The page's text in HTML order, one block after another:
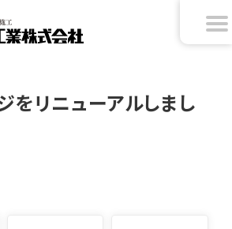
をリニューアルしまし